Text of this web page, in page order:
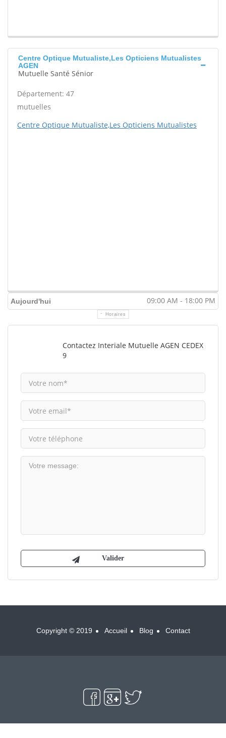
Centre Optique Mutualiste,Les Opticiens Mutualistes
AGEN
Mutuelle Santé Sénior
Département: 47
mutuelles
Centre Optique Mutualiste,Les Opticiens Mutualistes
Aujourd'hui 09:00 AM - 18:00 PM
Horaires
Contactez Interiale Mutuelle AGEN CEDEX
9
Copyright © 2019 Accueil Blog Contact